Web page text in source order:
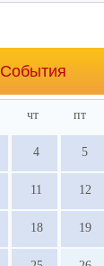
События
чт пт
4 5
11 12
18 19